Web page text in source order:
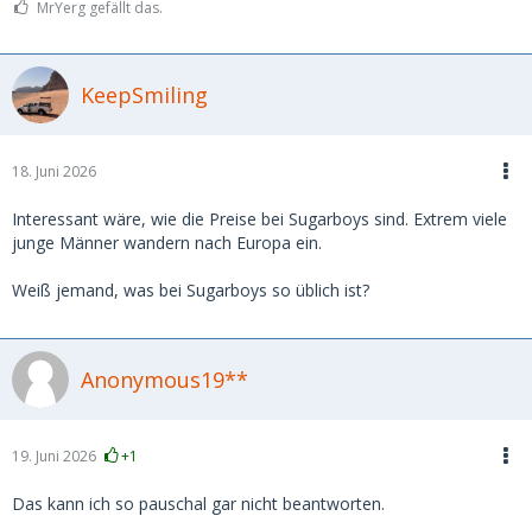
MrYerg gefällt das.
KeepSmiling
18. Juni 2026
Interessant wäre, wie die Preise bei Sugarboys sind. Extrem viele
junge Männer wandern nach Europa ein.
Weiß jemand, was bei Sugarboys so üblich ist?
Anonymous19**
19. Juni 2026 +1
Das kann ich so pauschal gar nicht beantworten.